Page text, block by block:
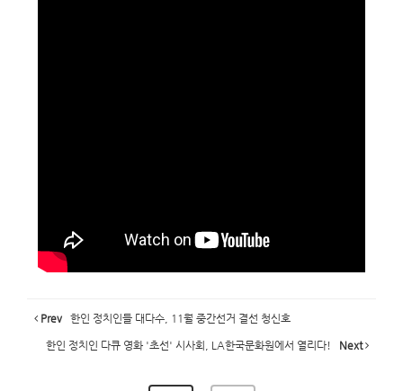
Prev 한인 정치인들 대다수, 11월 중간선거 결선 청신호
한인 정치인 다큐 영화 '초선' 시사회, LA한국문화원에서 열리다! Next